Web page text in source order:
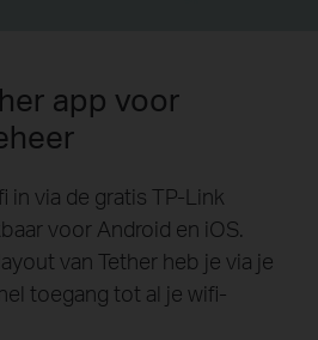
app voor
in via de gratis TP-Link
voor Android en iOS.
van Tether heb je via je
toegang tot al je wifi-